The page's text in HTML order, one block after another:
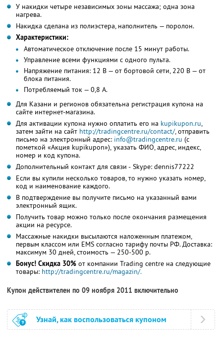
У накидки четыре независимых зоны массажа; одна зона
нагрева.
Накидка сделана из полиэстера, наполнитель — поролон.
Характеристики:
Автоматическое отключение после 15 минут работы.
Управление всеми функциями с одного пульта.
Напряжение питания: 12 В — от бортовой сети, 220 В — от
блока питания.
Потребляемый ток — 0,8 А.
Для Казани и регионов обязательна регистрация купона на
сайте интернет-магазина.
Для активации купона нужно оплатить его на kupikupon.ru,
затем зайти на сайт http://tradingcentre.ru/contact/, отправить
письмо на электронный адрес: info@tradingcentre.ru (с
пометкой «Акция kupikupon»), указать ФИО, адрес, индекс,
номер и код купона.
Дополнительный контакт для связи - Skype: dennis77222
Если вы купили несколько товаров, то нужно указать номер,
код и наименование каждого.
В подтверждение вы получите письмо на указанный вами
электронный ящик.
Получить товар можно только после окончания размещения
акции на ресурсе.
Массажные накидки высылаются наложенным платежом,
первым классом или EMS согласно тарифу почты РФ. Доставка:
максимум 30 дней, стоимость — 250-500 р.
Бонус! Скидка 30% от компании Trading centre на следующие
товары: http://tradingcentre.ru/magazin/.
Купон действителен по 09 ноября 2011 включительно
Узнай, как воспользоваться купоном